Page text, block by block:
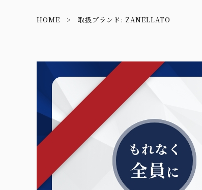
HOME 取扱ブランド: ZANELLATO